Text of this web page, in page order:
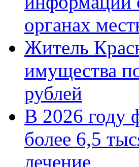
органах
Житель
имущества
рублей
В 2026 году
более 6,5
лечение